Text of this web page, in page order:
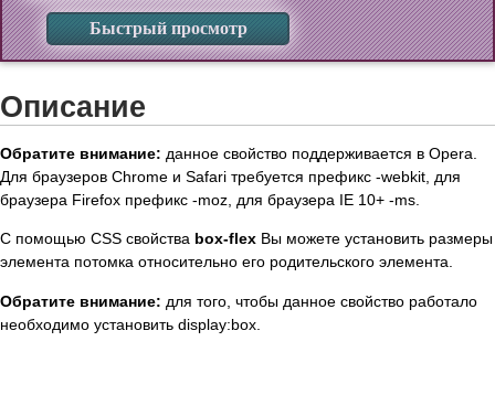
Быстрый просмотр
Описание
Обратите внимание: данное свойство поддерживается в Opera.
Для браузеров Chrome и Safari требуется префикс -webkit, для
браузера Firefox префикс -moz, для браузера IE 10+ -ms.
С помощью CSS свойства box-flex Вы можете установить размеры
элемента потомка относительно его родительского элемента.
Обратите внимание: для того, чтобы данное свойство работало
необходимо установить display:box.